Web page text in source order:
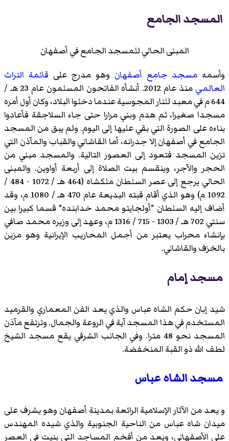
المسجد الجامع
المبنى الحالي للمسجد الجامع في أصفهان
وأسمه مسجد جامع أصفهان وهو مدرج على قائمة التراث
العالمي
منذ عام 2012. أنشأه الفاتحون المسلمون عام 23 هـ /
644 م في معبد للنار المجوسية عندما دخلوا البلاد، وكان أول أمره
مسجدا صغيرا، ثم هدم وبني مرارا حتى جاء السلاجقة فأعادوا
بناءه على الصورة التي بقي عليها إلى اليوم. ولم يبق من المسجد
الجامع في أصفهان إلا جدرانه، أما القاشاني والقباب والمآذن التي
تزين المسجد فتعود إلى العصور التالية. والمسجد مبني من
الحجر والآجر، وينقسم بيت الصلاة إلى أربعة أواوين. والمبنى
الحالي يرجع إلى عصر السلطان ملكشاه (464 هـ / 1072 - 484 /
1092 م) وهو الذي أقام قبته البديعة عام 470 هـ / 1080 م، وقد
أضاف إليه السلطان "أولجايتو محمد خدابنده" قسما كبيرا بين
سنتي 702 هـ / 1303 - 715 / 1316 م، وعهد إلى وزيره محمد صافي
بإنشاء محراب يعتبر من أجمل المحاريب الإيرانية وهو مزين
بالخزف والقاشاني.
مسجد إمام
شيد إبان حكم الشاه عباس والذي يعد الفن المعماري والقرميد
المستخدم في هذا المسجد آية في الروعة والجمال. وترتفع مآذن
المسجد نحو 48 مترا. وفي الجانب الشرقي يقع مسجد الشيخ
لطف الله ذو القبة المنخفضة.
مسجد الشاه عباس
و يعد من الآثار الإسلامية الرائعة بمدينة أصفهان وهو يشرف على
ميدان شاه عباس من الناحية الجنوبية والذي شيده المهندس
علي الأصفهاني، ويعد من أفخم المساجد التي بنيت في العصر